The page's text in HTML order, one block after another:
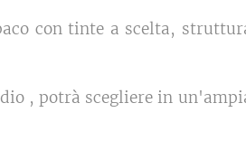
con tinte a scelta,
, potrà scegliere in